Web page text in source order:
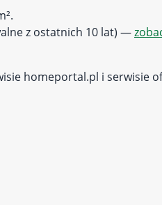
z ostatnich 10 lat) —
homeportal.pl i serwisie